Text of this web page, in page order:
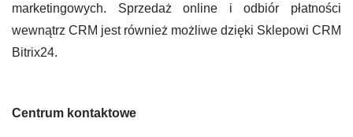
marketingowych. Sprzedaż online i odbiór płatności
wewnątrz CRM jest również możliwe dzięki Sklepowi CRM
Bitrix24.
Centrum kontaktowe